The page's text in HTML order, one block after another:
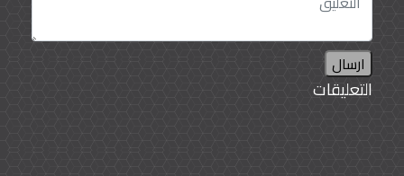
ارسال
التعليقات